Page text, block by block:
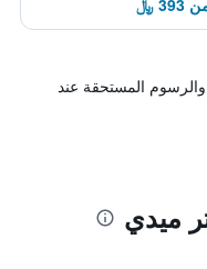
المستحقة عند
ميدي